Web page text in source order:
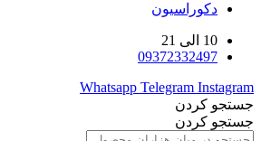
دکوراسیون
10 الی 21
09372332497
Whatsapp Telegram Instagram
جستجو کردن
جستجو کردن